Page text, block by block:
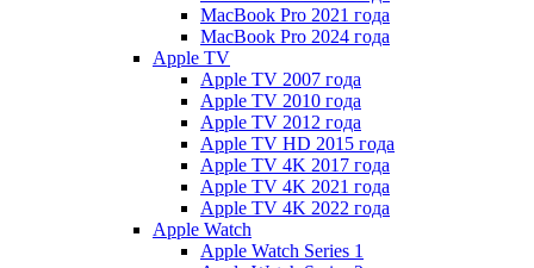
MacBook Pro 2021 года
MacBook Pro 2024 года
Apple TV
Apple TV 2007 года
Apple TV 2010 года
Apple TV 2012 года
Apple TV HD 2015 года
Apple TV 4K 2017 года
Apple TV 4K 2021 года
Apple TV 4K 2022 года
Apple Watch
Apple Watch Series 1